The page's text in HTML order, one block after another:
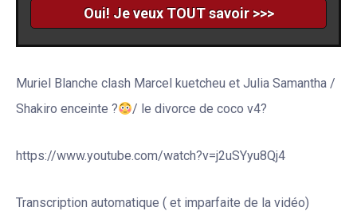
Muriel Blanche clash Marcel kuetcheu et Julia Samantha /
Shakiro enceinte ?
/ le divorce de coco v4?
https://www.youtube.com/watch?v=j2uSYyu8Qj4
Transcription automatique ( et imparfaite de la vidéo)